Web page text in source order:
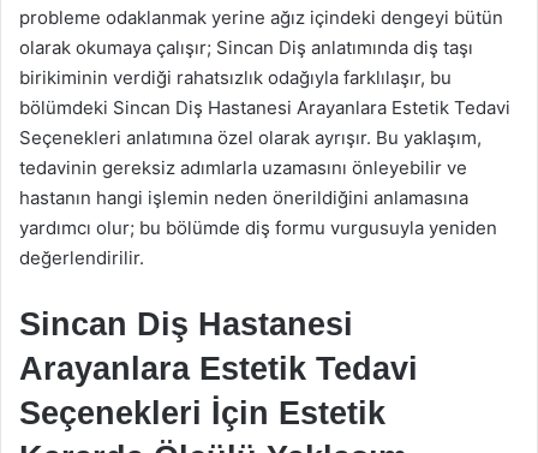
probleme odaklanmak yerine ağız içindeki dengeyi bütün
olarak okumaya çalışır; Sincan Diş anlatımında diş taşı
birikiminin verdiği rahatsızlık odağıyla farklılaşır, bu
bölümdeki Sincan Diş Hastanesi Arayanlara Estetik Tedavi
Seçenekleri anlatımına özel olarak ayrışır. Bu yaklaşım,
tedavinin gereksiz adımlarla uzamasını önleyebilir ve
hastanın hangi işlemin neden önerildiğini anlamasına
yardımcı olur; bu bölümde diş formu vurgusuyla yeniden
değerlendirilir.
Sincan Diş Hastanesi
Arayanlara Estetik Tedavi
Seçenekleri İçin Estetik